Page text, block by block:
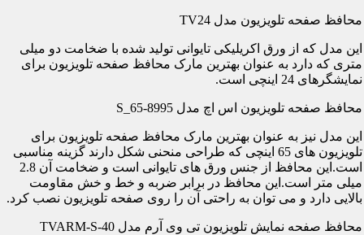
محافظ صفحه تلویزیون مدل TV24
این مدل که از ورق اکریلیکی تایوانی تولید شده با ضخامت دو میلی
متری که دارد به عنوان بهترین مارک محافظ صفحه تلویزیون برای
نمایشگرهای 24 اینچی است.
محافظ صفحه تلویزیون اس اچ مدل S_65-8995
این مدل نیز به عنوان بهترین مارک محافظ صفحه تلویزیون برای
تلویزیون های 65 اینچی که طراحی منحنی شکل دارند گزینه مناسبی
است.این محافظ از جنس ورق های تایوانی است و ضخامت آن 2.8
میلی متر است.این محافظ در برابر ضربه و خط و خش مقاومت
بالایی دارد و می توان به راحتی آن را روی صفحه تلویزیون نصب کرد.
محافظ صفحه نمایش تلویزیون تی وی آرم مدل TVARM-S-40